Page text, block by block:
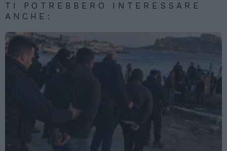
TI POTREBBERO INTERESSARE
ANCHE: